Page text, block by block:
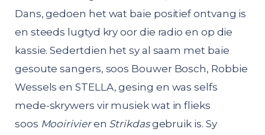
Dans, gedoen het wat baie positief ontvang is
en steeds lugtyd kry oor die radio en op die
kassie. Sedertdien het sy al saam met baie
gesoute sangers, soos Bouwer Bosch, Robbie
Wessels en STELLA, gesing en was selfs
mede-skrywers vir musiek wat in flieks
soos Mooirivieren Strikdasgebruik is. Sy